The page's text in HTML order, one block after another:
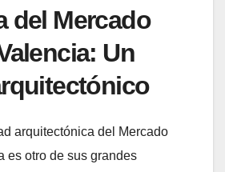
del Mercado
Un
arquitectónica del Mercado
es otro de sus grandes